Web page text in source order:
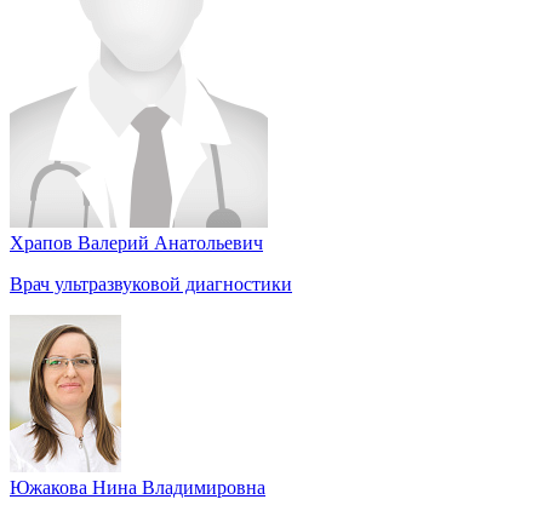
Храпов Валерий Анатольевич
Врач ультразвуковой диагностики
Южакова Нина Владимировна